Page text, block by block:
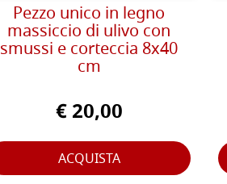
Pezzo unico in legno
massiccio di ulivo con
smussi e corteccia 8x40
cm
€ 20,00
ACQUISTA